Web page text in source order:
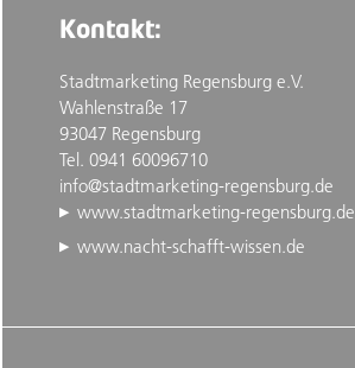
Kontakt:
Stadtmarketing Regensburg e.V.
Wahlenstraße 17
93047 Regensburg
Tel. 0941 60096710
info@stadtmarketing-regensburg.de
www.stadtmarketing-regensburg.de
www.nacht-schafft-wissen.de